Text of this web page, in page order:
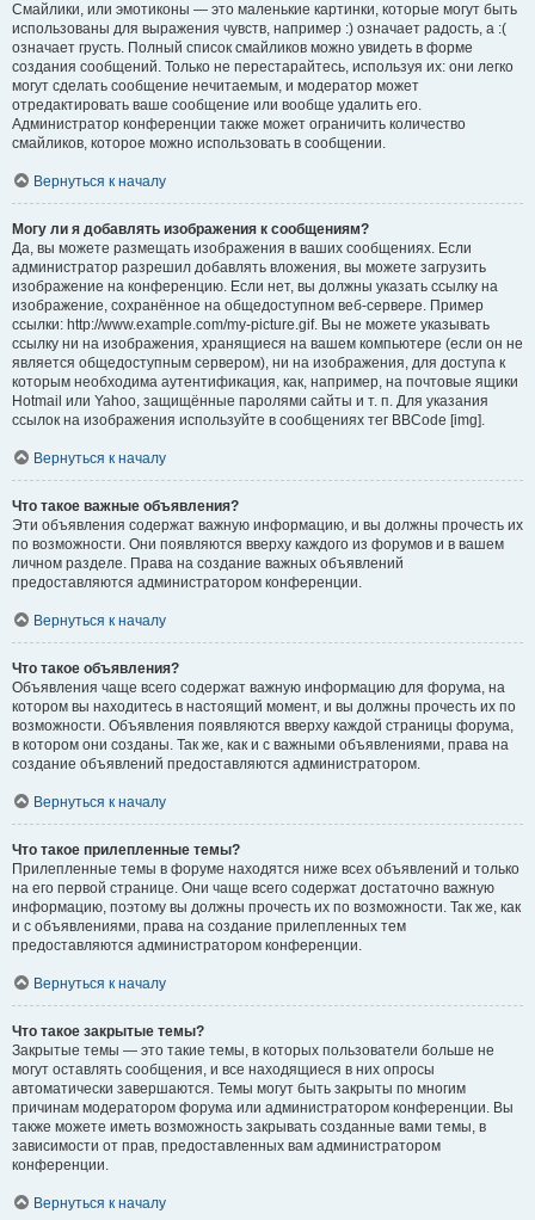
Смайлики, или эмотиконы — это маленькие картинки, которые могут быть
использованы для выражения чувств, например :) означает радость, а :(
означает грусть. Полный список смайликов можно увидеть в форме
создания сообщений. Только не перестарайтесь, используя их: они легко
могут сделать сообщение нечитаемым, и модератор может
отредактировать ваше сообщение или вообще удалить его.
Администратор конференции также может ограничить количество
смайликов, которое можно использовать в сообщении.
Вернуться к началу
Могу ли я добавлять изображения к сообщениям?
Да, вы можете размещать изображения в ваших сообщениях. Если
администратор разрешил добавлять вложения, вы можете загрузить
изображение на конференцию. Если нет, вы должны указать ссылку на
изображение, сохранённое на общедоступном веб-сервере. Пример
ссылки: http://www.example.com/my-picture.gif. Вы не можете указывать
ссылку ни на изображения, хранящиеся на вашем компьютере (если он не
является общедоступным сервером), ни на изображения, для доступа к
которым необходима аутентификация, как, например, на почтовые ящики
Hotmail или Yahoo, защищённые паролями сайты и т. п. Для указания
ссылок на изображения используйте в сообщениях тег BBCode [img].
Вернуться к началу
Что такое важные объявления?
Эти объявления содержат важную информацию, и вы должны прочесть их
по возможности. Они появляются вверху каждого из форумов и в вашем
личном разделе. Права на создание важных объявлений
предоставляются администратором конференции.
Вернуться к началу
Что такое объявления?
Объявления чаще всего содержат важную информацию для форума, на
котором вы находитесь в настоящий момент, и вы должны прочесть их по
возможности. Объявления появляются вверху каждой страницы форума,
в котором они созданы. Так же, как и с важными объявлениями, права на
создание объявлений предоставляются администратором.
Вернуться к началу
Что такое прилепленные темы?
Прилепленные темы в форуме находятся ниже всех объявлений и только
на его первой странице. Они чаще всего содержат достаточно важную
информацию, поэтому вы должны прочесть их по возможности. Так же, как
и с объявлениями, права на создание прилепленных тем
предоставляются администратором конференции.
Вернуться к началу
Что такое закрытые темы?
Закрытые темы — это такие темы, в которых пользователи больше не
могут оставлять сообщения, и все находящиеся в них опросы
автоматически завершаются. Темы могут быть закрыты по многим
причинам модератором форума или администратором конференции. Вы
также можете иметь возможность закрывать созданные вами темы, в
зависимости от прав, предоставленных вам администратором
конференции.
Вернуться к началу